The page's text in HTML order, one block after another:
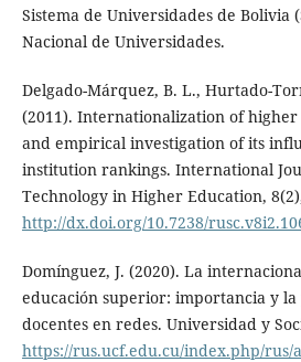
Sistema de Universidades de Bolivia
Nacional de Universidades.
Delgado-Márquez, B. L., Hurtado-
(2011). Internationalization of
and empirical investigation of its
institution rankings. International
Technology in Higher Education,
http://dx.doi.org/10.7238/
Domínguez, J. (2020). La
educación superior: importancia y
docentes en redes. Universidad y
https://rus.ucf.edu.cu/index.php/rus/